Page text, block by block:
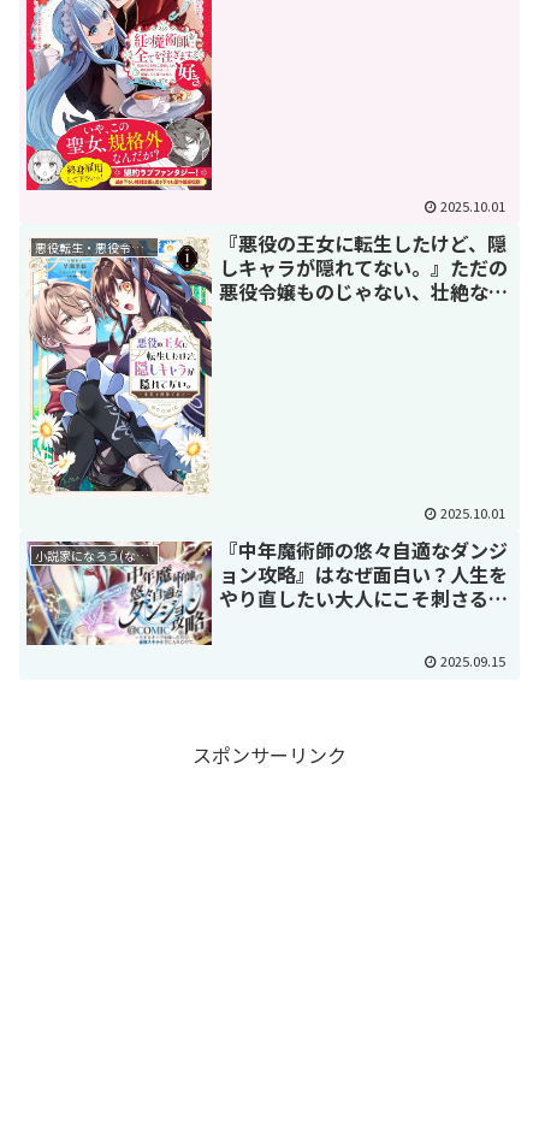
2025.10.01
悪役転生・悪役令嬢もの
『悪役の王女に転生したけど、隠
しキャラが隠れてない。』ただの
悪役令嬢ものじゃない、壮絶な虐
2025.10.01
小説家になろう(なろう系)漫画
『中年魔術師の悠々自適なダンジ
ョン攻略』はなぜ面白い？人生を
やり直したい大人にこそ刺さる、
2025.09.15
スポンサーリンク